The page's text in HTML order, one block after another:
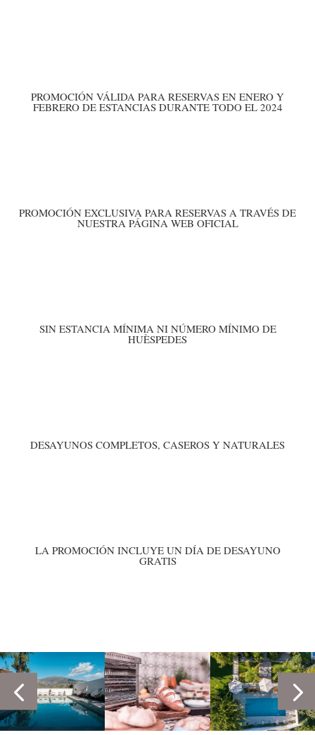
PROMOCIÓN VÁLIDA PARA RESERVAS EN ENERO Y
FEBRERO DE ESTANCIAS DURANTE TODO EL 2024
PROMOCIÓN EXCLUSIVA PARA RESERVAS A TRAVÉS DE
NUESTRA PÁGINA WEB OFICIAL
SIN ESTANCIA MÍNIMA NI NÚMERO MÍNIMO DE
HUÈSPEDES
DESAYUNOS COMPLETOS, CASEROS Y NATURALES
LA PROMOCIÓN INCLUYE UN DÍA DE DESAYUNO
GRATIS